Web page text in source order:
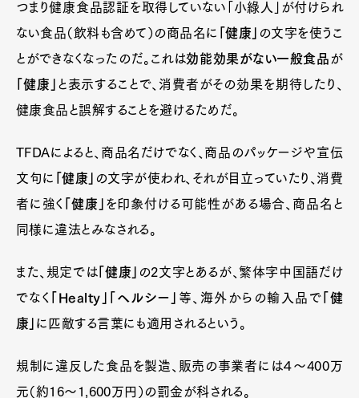
つまり健康食品認証を取得していない「小綠人」が付けられ
ない食品（飲料も含めて）の商品名に
「健康」
の文字を使うこ
とができなくなったのだ。これは効能効果がない一般食品 が
「健康」 と表示することで、消費者がその効果を期待したり、
健康食品と誤解することを避けるためだ。
TFDAによると、商品名だけでなく、商品のパッケージや宣伝
文句に
「健康」
の文字が使われ、それが目立っていたり、消費
者に強く
「健康」 を印象付ける可能性がある場合、商品名と
同様に違法とみなされる。
また、規定では 「健康」
の2文字とあるが、繁体字中国語だけ
でなく
「Healty」「ヘルシー」 等、海外からの輸入品で 「健
康」 に匹敵する言葉にも適用されるという。
規制に違反した食品を製造、販売の事業者には４～400万
元（約16～1,600万円）の罰金が科される。